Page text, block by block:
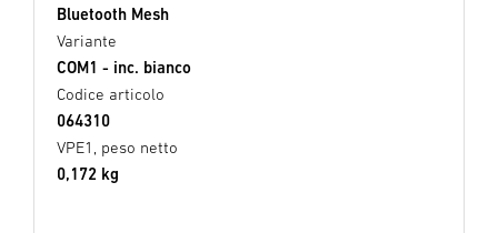
Bluetooth Mesh
Variante
COM1 - inc. bianco
Codice articolo
064310
VPE1, peso netto
0,172 kg